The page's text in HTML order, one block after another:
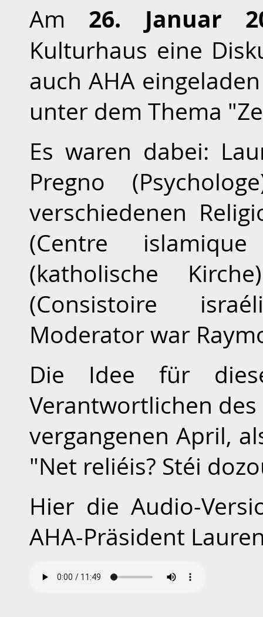
Am 26. Januar
Kulturhaus eine
auch AHA
unter dem Thema
Es waren dabei:
Pregno
verschiedenen
(Centre
(katholische
(Consistoire
Moderator war
Die Idee für
Verantwortlichen
vergangenen April,
"Net reliéis? Stéi
Hier die Audio-
AHA-Präsident